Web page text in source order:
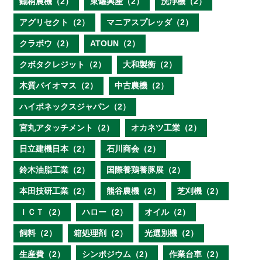
アグリセクト（2） マニアスプレッダ（2）
クラボウ（2） ATOUN（2）
クボタクレジット（2） 大和製衡（2）
木質バイオマス（2） 中古農機（2）
ハイポネックスジャパン（2）
宮丸アタッチメント（2） オカネツ工業（2）
日立建機日本（2） 石川商会（2）
鈴木油脂工業（2） 国際養鶏養豚展（2）
本田技研工業（2） 熊谷農機（2） 芝刈機（2）
ＩＣＴ（2） ハロー（2） オイル（2）
飼料（2） 箱処理剤（2） 光選別機（2）
生産費（2） シンポジウム（2） 作業台車（2）